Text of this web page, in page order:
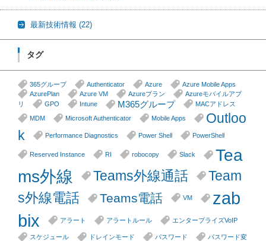
最新技術情報 (22)
タグ
365グループ Authenticator Azure
Azure Mobile Apps
AzurePlan
Azure VM Azureプラン
Azureモバイルアプ
リ
GPO Intune M365グループ
MACアドレス
MDM
Microsoft Authenticator Mobile Apps
Outloo
k
Performance Diagnostics Power Shell PowerShell
Reserved Instance RI robocopy Slack
Tea
ms外線
Teams外線通話
Team
s外線電話
Teams電話 VM
zab
bix
アラート アラートルール エンタープライズVoIP
スケジュール ドレインモード パスワード
パスワード変